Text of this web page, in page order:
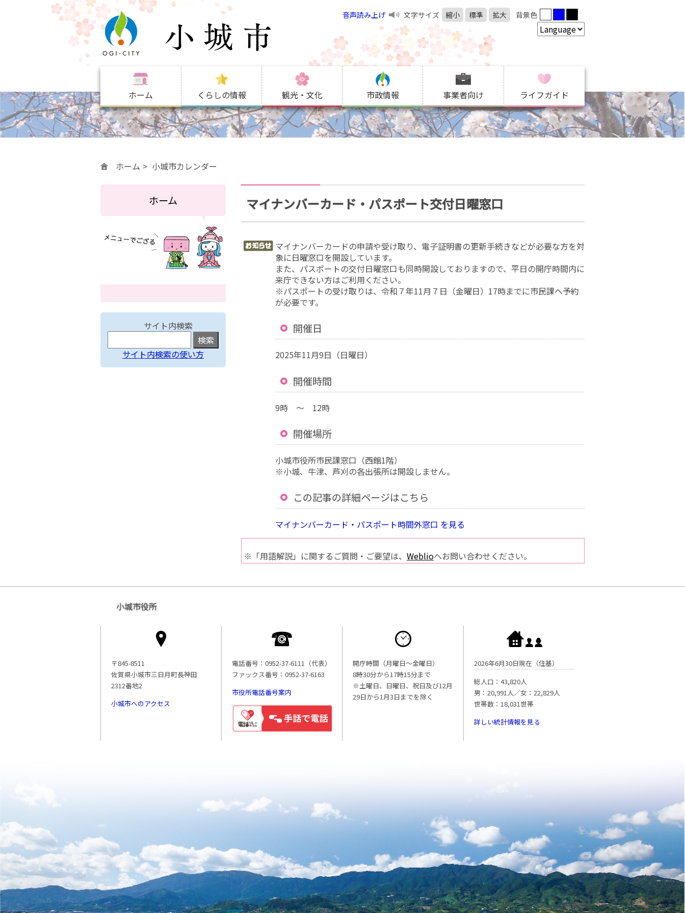
音声読み上げ 文字サイズ 縮小 標準 拡大 背景色
ホーム くらしの情報 観光・文化 市政情報 事業者向け ライフガイド
ホーム 小城市カレンダー
マイナンバーカード・パスポート交付日曜窓口
マイナンバーカードの申請や受け取り、電子証明書の更新手続きなどが必要な方を対
象に日曜窓口を開設しています。
また、パスポートの交付日曜窓口も同時開設しておりますので、平日の開庁時間内に
来庁できない方はご利用ください。
※パスポートの受け取りは、令和７年11月７日（金曜日）17時までに市民課へ予約
が必要です。
開催日
2025年11月9日（日曜日）
開催時間
9時 ～ 12時
開催場所
小城市役所市民課窓口（西館1階）
※小城、牛津、芦刈の各出張所は開設しません。
この記事の詳細ページはこちら
マイナンバーカード・パスポート時間外窓口 を見る
※「用語解説」に関するご質問・ご要望は、 Weblioへお問い合わせください。
ホーム
サイト内検索
サイト内検索の使い方
小城市役所
〒845-8511
佐賀県小城市三日月町長神田
2312番地2
小城市へのアクセス
電話番号：0952-37-6111（代表）
ファックス番号：0952-37-6163
市役所電話番号案内
開庁時間（月曜日〜金曜日）
8時30分から17時15分まで
※土曜日、日曜日、祝日及び12月
29日から1月3日までを除く
2026年6月30日現在（住基）
総人口：43,820人
男：20,991人／女：22,829人
世帯数：18,031世帯
詳しい統計情報を見る